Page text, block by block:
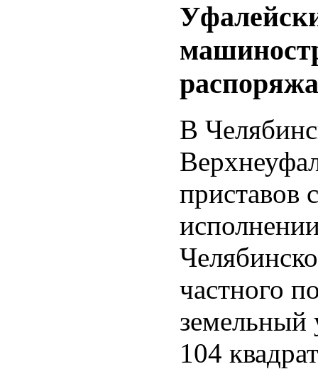
В
приставов
частного
земельный
104